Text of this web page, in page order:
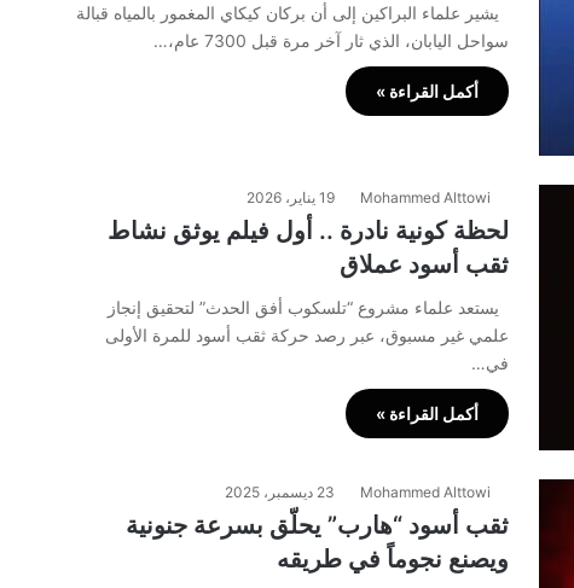
يشير علماء البراكين إلى أن بركان كيكاي المغمور بالمياه قبالة
سواحل اليابان، الذي ثار آخر مرة قبل 7300 عام،…
أكمل القراءة »
Mohammed Alttowi 19 يناير، 2026
لحظة كونية نادرة .. أول فيلم يوثق نشاط
ثقب أسود عملاق
يستعد علماء مشروع “تلسكوب أفق الحدث” لتحقيق إنجاز
علمي غير مسبوق، عبر رصد حركة ثقب أسود للمرة الأولى
في…
أكمل القراءة »
Mohammed Alttowi 23 ديسمبر، 2025
ثقب أسود “هارب” يحلّق بسرعة جنونية
ويصنع نجوماً في طريقه